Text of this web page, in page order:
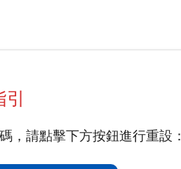
，請點擊下方按鈕進行重設：